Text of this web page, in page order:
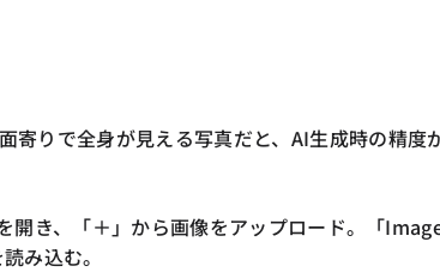
寄りで全身が見える写真だと、AI生成時の精度
開き、「＋」から画像をアップロード。「
み込む。